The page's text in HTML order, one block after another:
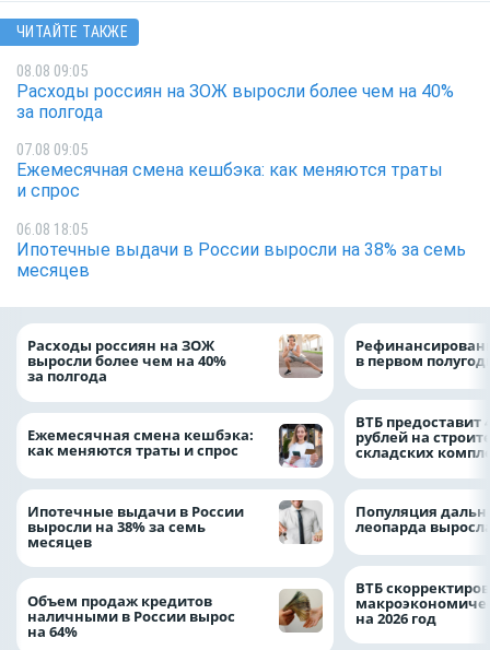
ЧИТАЙТЕ ТАКЖЕ
08.08 09:05
Расходы россиян на ЗОЖ выросли более чем на 40%
за полгода
07.08 09:05
Ежемесячная смена кешбэка: как меняются траты
и спрос
06.08 18:05
Ипотечные выдачи в России выросли на 38% за семь
месяцев
Расходы россиян на ЗОЖ
выросли более чем на 40%
за полгода
Ежемесячная смена кешбэка:
как меняются траты и спрос
Ипотечные выдачи в России
выросли на 38% за семь
месяцев
Объем продаж кредитов
наличными в России вырос
на 64%
в первом
ВТБ предоставит
рублей на
складских
Популяция
леопарда
ВТБ
на 2026 год